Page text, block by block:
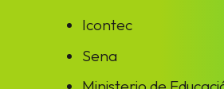
Icontec
Sena